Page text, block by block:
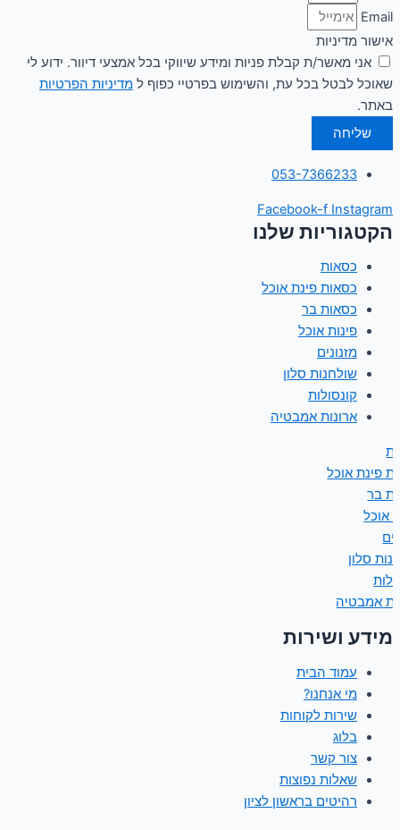
Email
אישור מדיניות
אני מאשר/ת קבלת פניות ומידע שיווקי בכל אמצעי דיוור. ידוע לי
שאוכל לבטל בכל עת, והשימוש בפרטיי כפוף ל מדיניות הפרטיות
באתר.
שליחה
053-7366233
Facebook-f Instagram
הקטגוריות שלנו
כסאות
כסאות פינת אוכל
כסאות בר
פינות אוכל
מזנונים
שולחנות סלון
קונסולות
ארונות אמבטיה
פינת אוכל
בר
אוכל
סלון
אמבטיה
מידע ושירות
עמוד הבית
מי אנחנו?
שירות לקוחות
בלוג
צור קשר
שאלות נפוצות
רהיטים בראשון לציון